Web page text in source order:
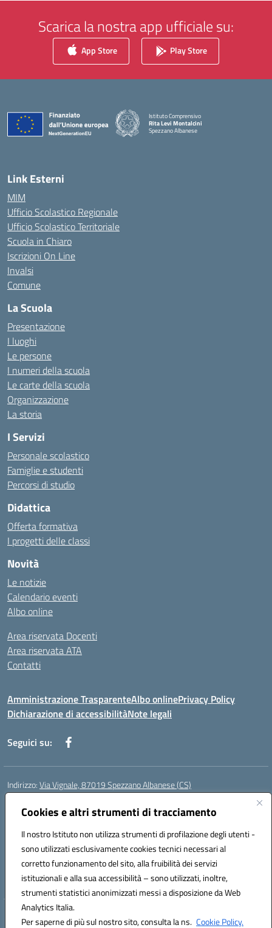
Cookies e altri strumenti di tracciamento
Il nostro Istituto non utilizza strumenti di profilazione degli utenti -
sono utilizzati esclusivamente cookies tecnici necessari al
corretto funzionamento del sito, alla fruibilità dei servizi
istituzionali e alla sua accessibilità – sono utilizzati, inoltre,
strumenti statistici anonimizzati messi a disposizione da Web
Analytics Italia.
Per saperne di più sul nostro sito, consulta la ns. Cookie Policy.
Scarica la nostra app ufficiale su:
App Store Play Store
Istituto Comprensivo
Rita Levi Montalcini
Spezzano Albanese
— Visita la pagina iniziale della scuola
Link Esterni
MIM
Ufficio Scolastico Regionale
Ufficio Scolastico Territoriale
Scuola in Chiaro
Iscrizioni On Line
Invalsi
Comune
La Scuola
Presentazione
I luoghi
Le persone
I numeri della scuola
Le carte della scuola
Organizzazione
La storia
I Servizi
Personale scolastico
Famiglie e studenti
Percorsi di studio
Didattica
Offerta formativa
I progetti delle classi
Novità
Le notizie
Calendario eventi
Albo online
Area riservata Docenti
Area riservata ATA
Contatti
Amministrazione TrasparenteAlbo onlinePrivacy Policy
Dichiarazione di accessibilitàNote legali
Seguici su:
Indirizzo:Via Vignale, 87019 Spezzano Albanese (CS)
Centralino:
Posta elettronica certificata (PEC):csic878003@pec.istruzione.it
Codice fiscale: 94018300783
Codice meccanografico:CSIC878003
Codice Indice delle Pubbliche Amministrazioni (IPA): istsc_csic878003
Codice unico di fatturazione (CUF): UFK2HU
Hosting & Powered by 3D Solution S.r.l.